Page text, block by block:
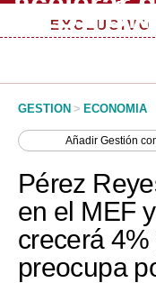
Management & Empleo
Perú
Política
Tu Dinero
GESTION > ECONOMIA
AñadirGestión
Pérez
en el MEF
crecerá
preocupa